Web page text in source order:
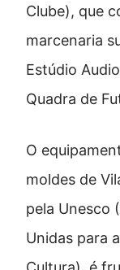
Clube), que
marcenaria
Estúdio
Quadra de
O
moldes de
pela Unesco
Unidas para